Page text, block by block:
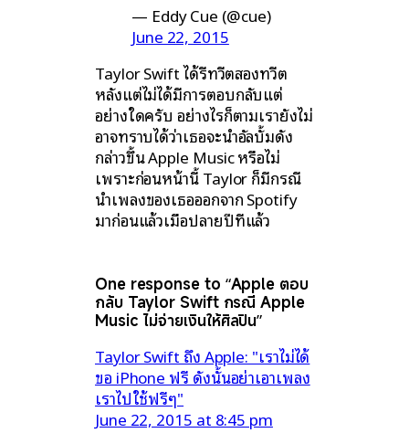
— Eddy Cue (@cue)
June 22, 2015
Taylor Swift ได้รีทวีตสองทวีต
หลังแต่ไม่ได้มีการตอบกลับแต่
อย่างใดครับ อย่างไรก็ตามเรายังไม่
อาจทราบได้ว่าเธอจะนำอัลบั้มดัง
กล่าวขึ้น Apple Music หรือไม่
เพราะก่อนหน้านี้ Taylor ก็มีกรณี
นำเพลงของเธอออกจาก Spotify
มาก่อนแล้วเมื่อปลายปีที่แล้ว
One response to “Apple ตอบ
กลับ Taylor Swift กรณี Apple
Music ไม่จ่ายเงินให้ศิลปิน”
Taylor Swift ถึง Apple: "เราไม่ได้
ขอ iPhone ฟรี ดังนั้นอย่าเอาเพลง
เราไปใช้ฟรีๆ"
June 22, 2015 at 8:45 pm